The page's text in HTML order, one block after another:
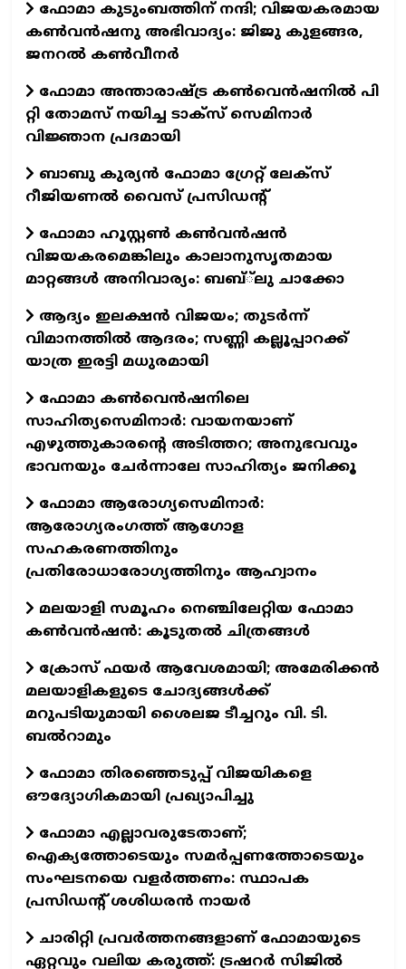
ഫോമാ കുടുംബത്തിന് നന്ദി; വിജയകരമായ
കൺവൻഷനു അഭിവാദ്യം: ജിജു കുളങ്ങര,
ജനറൽ കൺവീനർ
ഫോമാ അന്താരാഷ്ട്ര കൺവെൻഷനിൽ പി
റ്റി തോമസ് നയിച്ച ടാക്‌സ്‌ സെമിനാർ
വിജ്ഞാന പ്രദമായി
ബാബു കുര്യൻ ഫോമാ ഗ്രേറ്റ് ലേക്സ്
റീജിയണൽ വൈസ് പ്രസിഡന്റ്
ഫോമാ ഹൂസ്റ്റൺ കൺവൻഷൻ
വിജയകരമെങ്കിലും കാലാനുസൃതമായ
മാറ്റങ്ങൾ അനിവാര്യം: ബബ്്‌ലു ചാക്കോ
ആദ്യം ഇലക്ഷൻ വിജയം; തുടർന്ന്
വിമാനത്തിൽ ആദരം; സണ്ണി കല്ലൂപ്പാറക്ക്
യാത്ര ഇരട്ടി മധുരമായി
ഫോമാ കൺവെൻഷനിലെ
സാഹിത്യസെമിനാർ: വായനയാണ്
എഴുത്തുകാരന്റെ അടിത്തറ; അനുഭവവും
ഭാവനയും ചേർന്നാലേ സാഹിത്യം ജനിക്കൂ
ഫോമാ ആരോഗ്യസെമിനാർ:
ആരോഗ്യരംഗത്ത് ആഗോള
സഹകരണത്തിനും
പ്രതിരോധാരോഗ്യത്തിനും ആഹ്വാനം
മലയാളി സമൂഹം നെഞ്ചിലേറ്റിയ ഫോമാ
കണ്‍വന്‍ഷന്‍: കൂടുതല്‍ ചിത്രങ്ങള്‍
ക്രോസ് ഫയർ ആവേശമായി; അമേരിക്കൻ
മലയാളികളുടെ ചോദ്യങ്ങൾക്ക്
മറുപടിയുമായി ശൈലജ ടീച്ചറും വി. ടി.
ബൽറാമും
ഫോമാ തിരഞ്ഞെടുപ്പ് വിജയികളെ
ഔദ്യോഗികമായി പ്രഖ്യാപിച്ചു
ഫോമാ എല്ലാവരുടേതാണ്;
ഐക്യത്തോടെയും സമർപ്പണത്തോടെയും
സംഘടനയെ വളർത്തണം: സ്ഥാപക
പ്രസിഡന്റ് ശശിധരൻ നായർ
ചാരിറ്റി പ്രവർത്തനങ്ങളാണ് ഫോമായുടെ
ഏറ്റവും വലിയ കരുത്ത്: ട്രഷറർ സിജിൽ